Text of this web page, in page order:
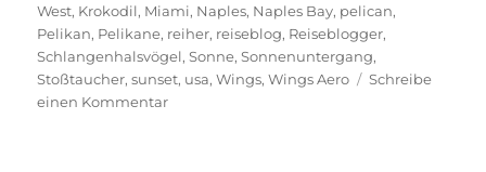
West, Krokodil, Miami, Naples, Naples Bay, pelican,
Pelikan, Pelikane, reiher, reiseblog, Reiseblogger,
Schlangenhalsvögel,Sonne,Sonnenuntergang,
Stoßtaucher,sunset, usa,Wings,Wings Aero
Schreibe
einen Kommentarzu